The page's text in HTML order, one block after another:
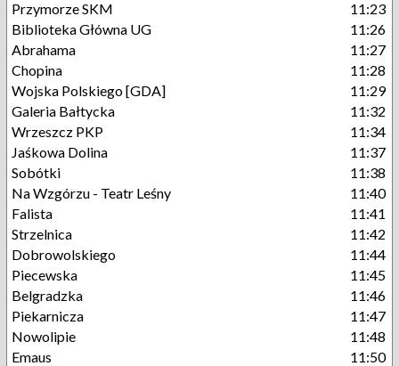
Przymorze SKM
11:23
Biblioteka Główna UG
11:26
Abrahama
11:27
Chopina
11:28
Wojska Polskiego [GDA]
11:29
Galeria Bałtycka
11:32
Wrzeszcz PKP
11:34
Jaśkowa Dolina
11:37
Sobótki
11:38
Na Wzgórzu - Teatr Leśny
11:40
Falista
11:41
Strzelnica
11:42
Dobrowolskiego
11:44
Piecewska
11:45
Belgradzka
11:46
Piekarnicza
11:47
Nowolipie
11:48
Emaus
11:50